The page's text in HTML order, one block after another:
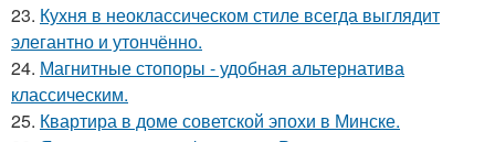
23. Кухня в неоклассическом стиле всегда выглядит
элегантно и утончённо.
24. Магнитные стопоры - удобная альтернатива
классическим.
25. Квартира в доме советской эпохи в Минске.